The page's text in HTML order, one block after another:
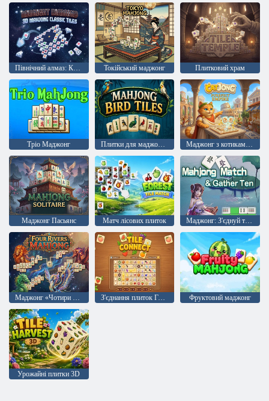
Токійський маджонг Плитковий храм
Тріо Маджонг Плитки для маджонгу з птахами Маджонг з котиками: Мур-імперія
Маджонг Пасьянс Матч лісових плиток Маджонг: З'єднуй та збирай Десять
Маджонг «Чотири ріки» З'єднання плиток Головоломка Фруктовий маджонг
Урожайні плитки 3D